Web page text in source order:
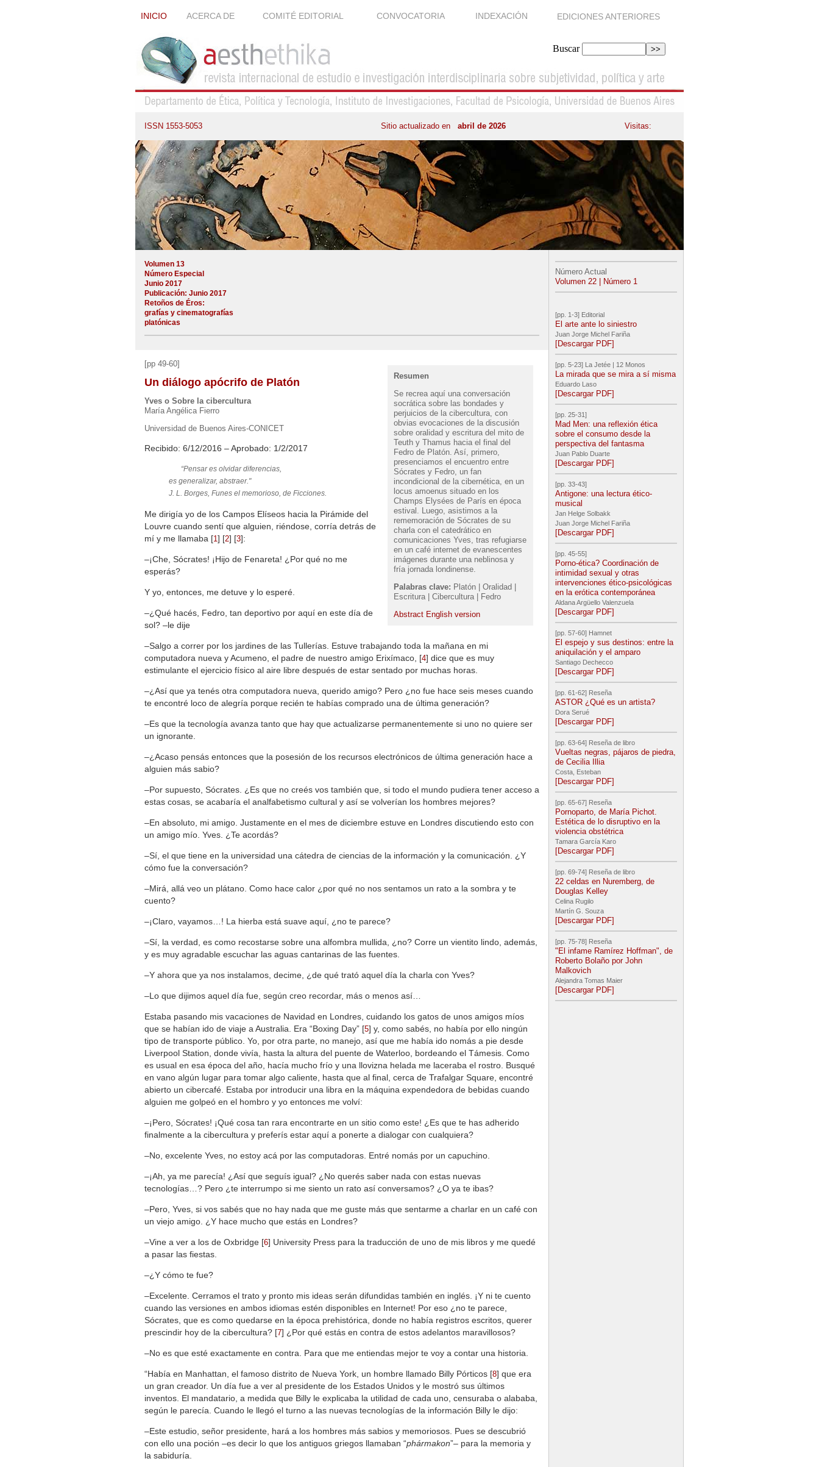
INICIO ACERCA DE COMITÉ EDITORIAL CONVOCATORIA INDEXACIÓN EDICIONES ANTERIORES
Buscar
ISSN 1553-5053 Sitio actualizado en abril de 2026 Visitas:
Volumen 13
Número Especial
Junio 2017
Publicación: Junio 2017
Retoños de Éros:
grafías y cinematografías
platónicas
Resumen
Se recrea aquí una conversación
socrática sobre las bondades y
perjuicios de la cibercultura, con
obvias evocaciones de la discusión
sobre oralidad y escritura del mito de
Teuth y Thamus hacia el final del
Fedro de Platón. Así, primero,
presenciamos el encuentro entre
Sócrates y Fedro, un fan
incondicional de la cibernética, en un
locus amoenus situado en los
Champs Elysées de París en época
estival. Luego, asistimos a la
rememoración de Sócrates de su
charla con el catedrático en
comunicaciones Yves, tras refugiarse
en un café internet de evanescentes
imágenes durante una neblinosa y
fría jornada londinense.
Palabras clave: Platón | Oralidad |
Escritura | Cibercultura | Fedro
Abstract English version
[pp 49-60]
Un diálogo apócrifo de Platón
Yves o Sobre la cibercultura
María Angélica Fierro
Universidad de Buenos Aires-CONICET
Recibido: 6/12/2016 – Aprobado: 1/2/2017
“Pensar es olvidar diferencias,
es generalizar, abstraer."
J. L. Borges, Funes el memorioso, de Ficciones.
Me dirigía yo de los Campos Elíseos hacia la Pirámide del
Louvre cuando sentí que alguien, riéndose, corría detrás de
mí y me llamaba [1] [2] [3]:
‒¡Che, Sócrates! ¡Hijo de Fenareta! ¿Por qué no me
esperás?
Y yo, entonces, me detuve y lo esperé.
‒¿Qué hacés, Fedro, tan deportivo por aquí en este día de
sol? –le dije
‒Salgo a correr por los jardines de las Tullerías. Estuve trabajando toda la mañana en mi
computadora nueva y Acumeno, el padre de nuestro amigo Erixímaco, [4] dice que es muy
estimulante el ejercicio físico al aire libre después de estar sentado por muchas horas.
‒¿Así que ya tenés otra computadora nueva, querido amigo? Pero ¿no fue hace seis meses cuando
te encontré loco de alegría porque recién te habías comprado una de última generación?
‒Es que la tecnología avanza tanto que hay que actualizarse permanentemente si uno no quiere ser
un ignorante.
‒¿Acaso pensás entonces que la posesión de los recursos electrónicos de última generación hace a
alguien más sabio?
‒Por supuesto, Sócrates. ¿Es que no creés vos también que, si todo el mundo pudiera tener acceso a
estas cosas, se acabaría el analfabetismo cultural y así se volverían los hombres mejores?
‒En absoluto, mi amigo. Justamente en el mes de diciembre estuve en Londres discutiendo esto con
un amigo mío. Yves. ¿Te acordás?
‒Sí, el que tiene en la universidad una cátedra de ciencias de la información y la comunicación. ¿Y
cómo fue la conversación?
‒Mirá, allá veo un plátano. Como hace calor ¿por qué no nos sentamos un rato a la sombra y te
cuento?
‒¡Claro, vayamos…! La hierba está suave aquí, ¿no te parece?
‒Sí, la verdad, es como recostarse sobre una alfombra mullida, ¿no? Corre un vientito lindo, además,
y es muy agradable escuchar las aguas cantarinas de las fuentes.
‒Y ahora que ya nos instalamos, decime, ¿de qué trató aquel día la charla con Yves?
‒Lo que dijimos aquel día fue, según creo recordar, más o menos así…
Estaba pasando mis vacaciones de Navidad en Londres, cuidando los gatos de unos amigos míos
que se habían ido de viaje a Australia. Era “Boxing Day” [5] y, como sabés, no había por ello ningún
tipo de transporte público. Yo, por otra parte, no manejo, así que me había ido nomás a pie desde
Liverpool Station, donde vivía, hasta la altura del puente de Waterloo, bordeando el Támesis. Como
es usual en esa época del año, hacía mucho frío y una llovizna helada me laceraba el rostro. Busqué
en vano algún lugar para tomar algo caliente, hasta que al final, cerca de Trafalgar Square, encontré
abierto un cibercafé. Estaba por introducir una libra en la máquina expendedora de bebidas cuando
alguien me golpeó en el hombro y yo entonces me volví:
‒¡Pero, Sócrates! ¡Qué cosa tan rara encontrarte en un sitio como este! ¿Es que te has adherido
finalmente a la cibercultura y preferís estar aquí a ponerte a dialogar con cualquiera?
‒No, excelente Yves, no estoy acá por las computadoras. Entré nomás por un capuchino.
‒¡Ah, ya me parecía! ¿Así que seguís igual? ¿No querés saber nada con estas nuevas
tecnologías…? Pero ¿te interrumpo si me siento un rato así conversamos? ¿O ya te ibas?
‒Pero, Yves, si vos sabés que no hay nada que me guste más que sentarme a charlar en un café con
un viejo amigo. ¿Y hace mucho que estás en Londres?
‒Vine a ver a los de Oxbridge [6] University Press para la traducción de uno de mis libros y me quedé
a pasar las fiestas.
‒¿Y cómo te fue?
‒Excelente. Cerramos el trato y pronto mis ideas serán difundidas también en inglés. ¡Y ni te cuento
cuando las versiones en ambos idiomas estén disponibles en Internet! Por eso ¿no te parece,
Sócrates, que es como quedarse en la época prehistórica, donde no había registros escritos, querer
prescindir hoy de la cibercultura? [7] ¿Por qué estás en contra de estos adelantos maravillosos?
‒No es que esté exactamente en contra. Para que me entiendas mejor te voy a contar una historia.
“Había en Manhattan, el famoso distrito de Nueva York, un hombre llamado Billy Pórticos [8] que era
un gran creador. Un día fue a ver al presidente de los Estados Unidos y le mostró sus últimos
inventos. El mandatario, a medida que Billy le explicaba la utilidad de cada uno, censuraba o alababa,
según le parecía. Cuando le llegó el turno a las nuevas tecnologías de la información Billy le dijo:
‒Este estudio, señor presidente, hará a los hombres más sabios y memoriosos. Pues se descubrió
con ello una poción ‒es decir lo que los antiguos griegos llamaban “phármakon”‒ para la memoria y
la sabiduría.
Número Actual
Volumen 22 | Número 1
[pp. 1-3] Editorial
El arte ante lo siniestro
Juan Jorge Michel Fariña
[Descargar PDF]
[pp. 5-23] La Jetée | 12 Monos
La mirada que se mira a sí misma
Eduardo Laso
[Descargar PDF]
[pp. 25-31]
Mad Men: una reflexión ética
sobre el consumo desde la
perspectiva del fantasma
Juan Pablo Duarte
[Descargar PDF]
[pp. 33-43]
Antigone: una lectura ético-
musical
Jan Helge Solbakk
Juan Jorge Michel Fariña
[Descargar PDF]
[pp. 45-55]
Porno-ética? Coordinación de
intimidad sexual y otras
intervenciones ético-psicológicas
en la erótica contemporánea
Aldana Argüello Valenzuela
[Descargar PDF]
[pp. 57-60] Hamnet
El espejo y sus destinos: entre la
aniquilación y el amparo
Santiago Dechecco
[Descargar PDF]
[pp. 61-62] Reseña
ASTOR ¿Qué es un artista?
Dora Serué
[Descargar PDF]
[pp. 63-64] Reseña de libro
Vueltas negras, pájaros de piedra,
de Cecilia Illia
Costa, Esteban
[Descargar PDF]
[pp. 65-67] Reseña
Pornoparto, de María Pichot.
Estética de lo disruptivo en la
violencia obstétrica
Tamara García Karo
[Descargar PDF]
[pp. 69-74] Reseña de libro
22 celdas en Nuremberg, de
Douglas Kelley
Celina Rugilo
Martín G. Souza
[Descargar PDF]
[pp. 75-78] Reseña
"El infame Ramírez Hoffman", de
Roberto Bolaño por John
Malkovich
Alejandra Tomas Maier
[Descargar PDF]